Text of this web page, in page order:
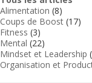
Alimentation (8)
Coups de Boost (17)
Fitness (3)
Mental (22)
Mindset et Leadership
Organisation et